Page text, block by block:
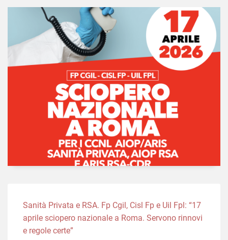
Sanità Privata e RSA. Fp Cgil, Cisl Fp e Uil Fpl: “17
aprile sciopero nazionale a Roma. Servono rinnovi
e regole certe”